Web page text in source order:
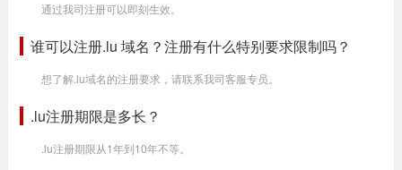
通过我司注册可以即刻生效。
谁可以注册.lu 域名？注册有什么特别要求限制吗？
想了解.lu域名的注册要求，请联系我司客服专员。
.lu注册期限是多长？
.lu注册期限从1年到10年不等。